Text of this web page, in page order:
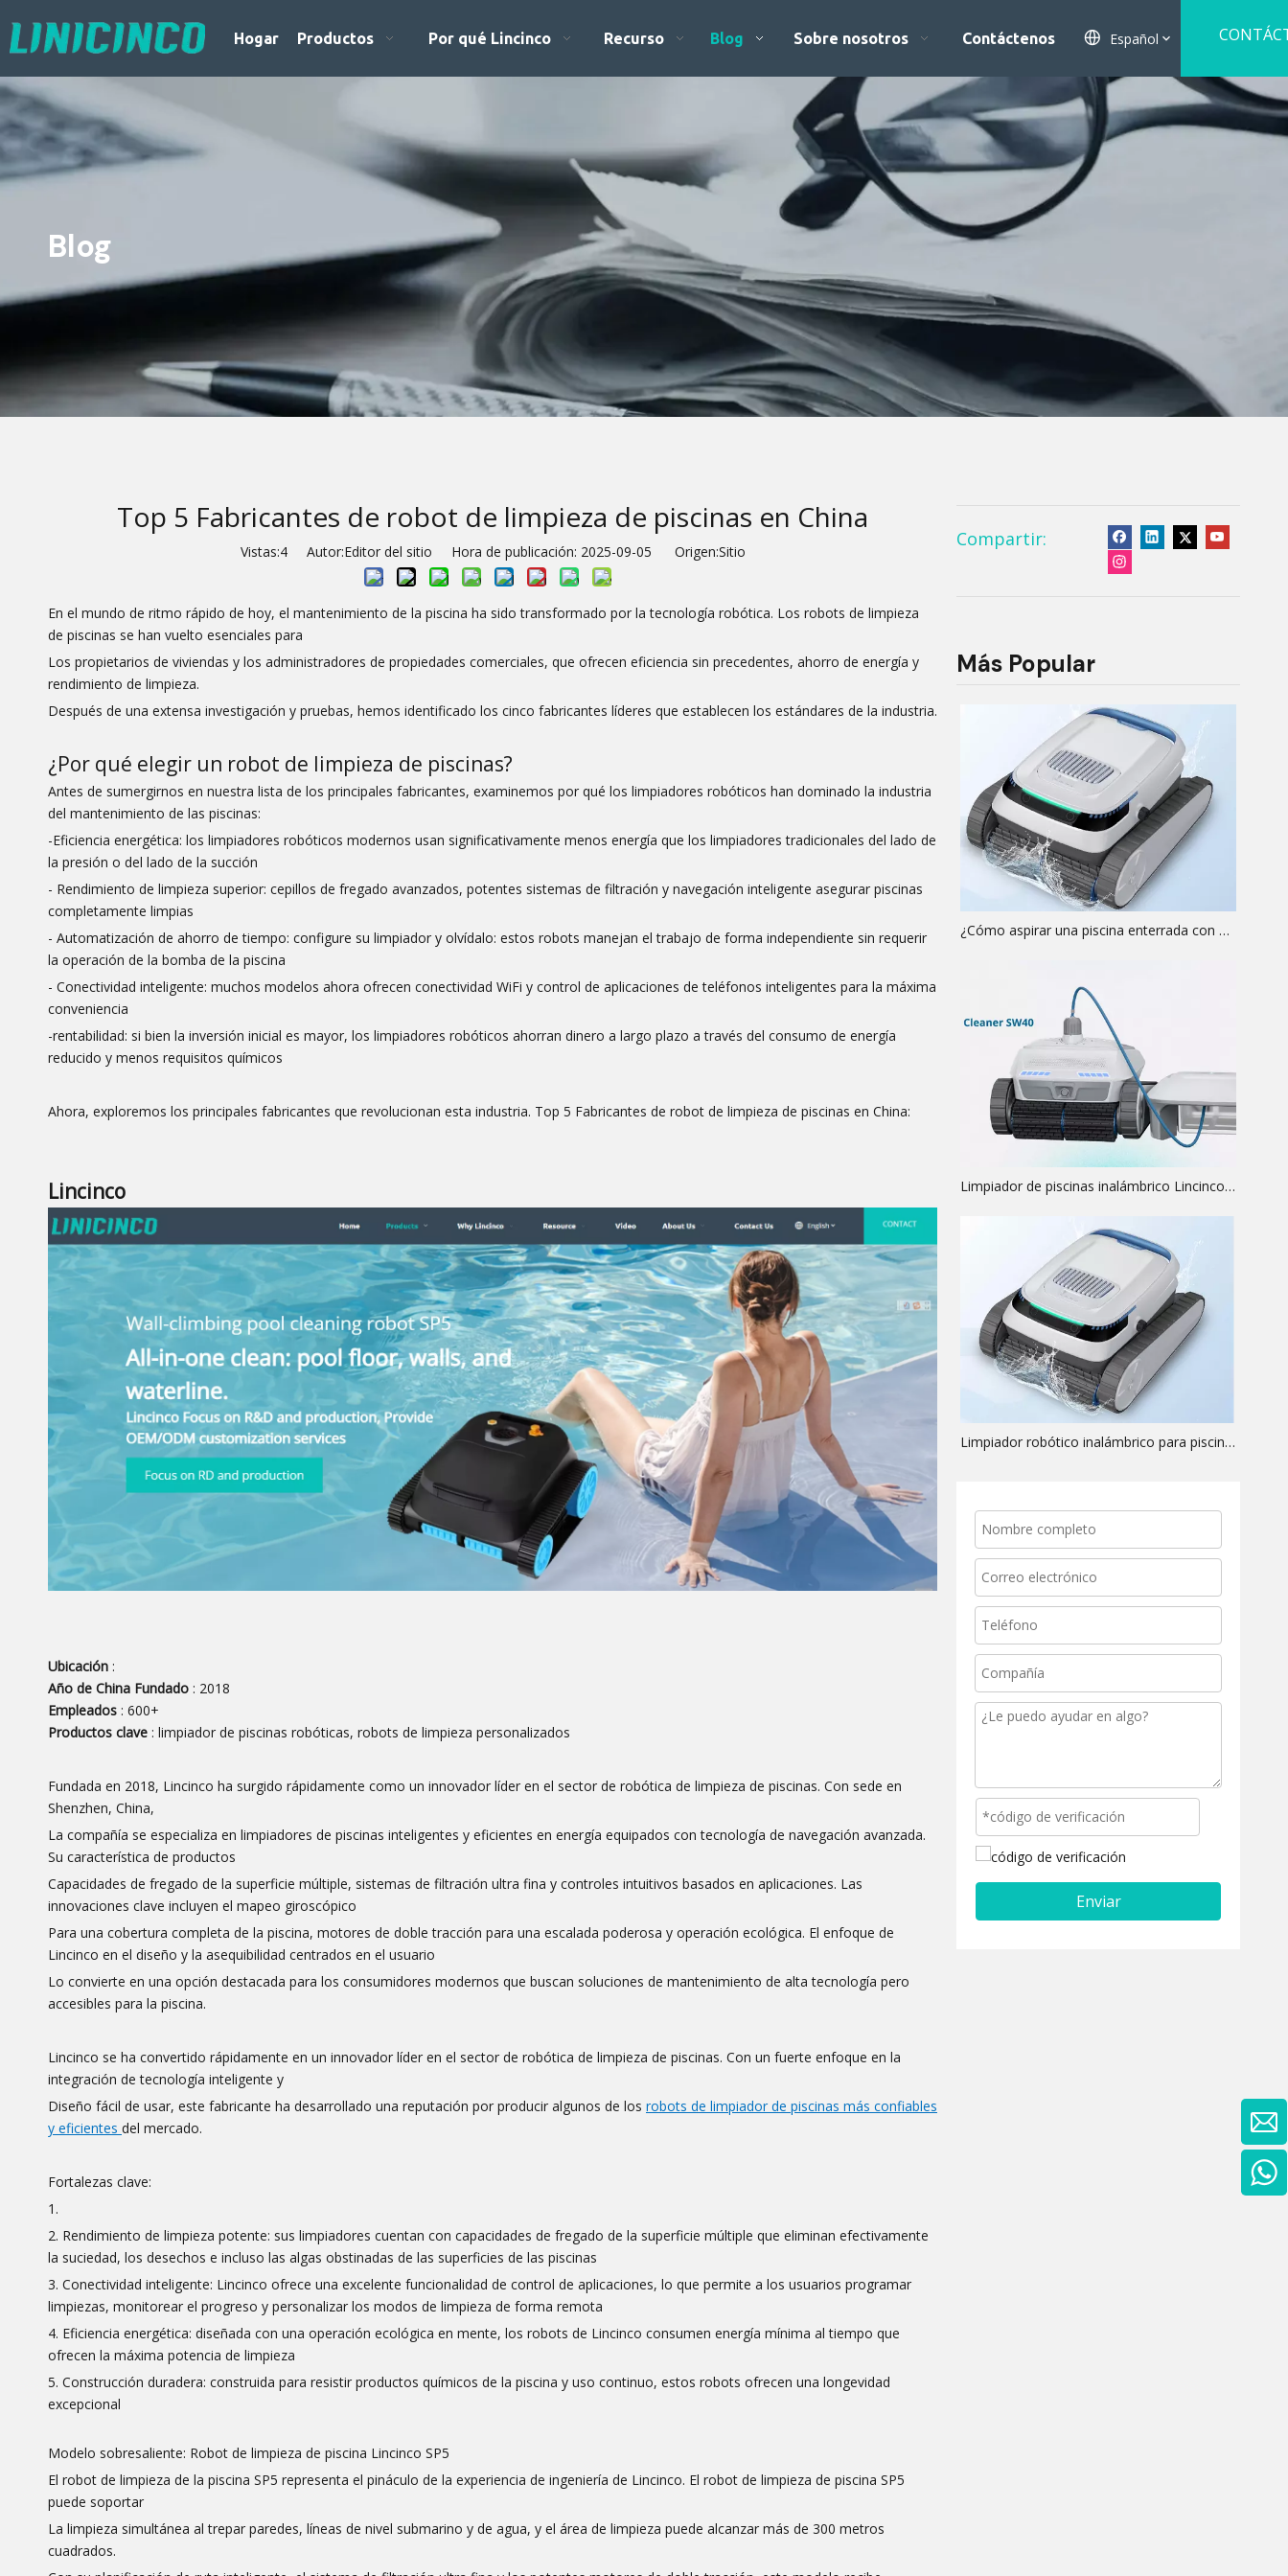
Hogar Productos Por qué Lincinco Recurso Blog Sobre nosotros Contáctenos Español
Blog
Top 5 Fabricantes de robot de limpieza de piscinas en China
Vistas:4Autor:Editor del sitio Hora de publicación: 2025-09-05 Origen:Sitio
En el mundo de ritmo rápido de hoy, el mantenimiento de la piscina ha sido transformado por la tecnología robótica. Los robots de limpieza
de piscinas se han vuelto esenciales para
Los propietarios de viviendas y los administradores de propiedades comerciales, que ofrecen eficiencia sin precedentes, ahorro de energía y
rendimiento de limpieza.
Después de una extensa investigación y pruebas, hemos identificado los cinco fabricantes líderes que establecen los estándares de la industria.
¿Por qué elegir un robot de limpieza de piscinas?
Antes de sumergirnos en nuestra lista de los principales fabricantes, examinemos por qué los limpiadores robóticos han dominado la industria
del mantenimiento de las piscinas:
-Eficiencia energética: los limpiadores robóticos modernos usan significativamente menos energía que los limpiadores tradicionales del lado de
la presión o del lado de la succión
- Rendimiento de limpieza superior: cepillos de fregado avanzados, potentes sistemas de filtración y navegación inteligente asegurar piscinas
completamente limpias
- Automatización de ahorro de tiempo: configure su limpiador y olvídalo: estos robots manejan el trabajo de forma independiente sin requerir
la operación de la bomba de la piscina
- Conectividad inteligente: muchos modelos ahora ofrecen conectividad WiFi y control de aplicaciones de teléfonos inteligentes para la máxima
conveniencia
-rentabilidad: si bien la inversión inicial es mayor, los limpiadores robóticos ahorran dinero a largo plazo a través del consumo de energía
reducido y menos requisitos químicos
Ahora, exploremos los principales fabricantes que revolucionan esta industria. Top 5 Fabricantes de robot de limpieza de piscinas en China:
Lincinco
Ubicación :
Año de China Fundado : 2018
Empleados : 600+
Productos clave : limpiador de piscinas robóticas, robots de limpieza personalizados
Fundada en 2018, Lincinco ha surgido rápidamente como un innovador líder en el sector de robótica de limpieza de piscinas. Con sede en
Shenzhen, China,
La compañía se especializa en limpiadores de piscinas inteligentes y eficientes en energía equipados con tecnología de navegación avanzada.
Su característica de productos
Capacidades de fregado de la superficie múltiple, sistemas de filtración ultra fina y controles intuitivos basados ​​en aplicaciones. Las
innovaciones clave incluyen el mapeo giroscópico
Para una cobertura completa de la piscina, motores de doble tracción para una escalada poderosa y operación ecológica. El enfoque de
Lincinco en el diseño y la asequibilidad centrados en el usuario
Lo convierte en una opción destacada para los consumidores modernos que buscan soluciones de mantenimiento de alta tecnología pero
accesibles para la piscina.
Lincinco se ha convertido rápidamente en un innovador líder en el sector de robótica de limpieza de piscinas. Con un fuerte enfoque en la
integración de tecnología inteligente y
Diseño fácil de usar, este fabricante ha desarrollado una reputación por producir algunos de los robots de limpiador de piscinas más confiables
y eficientes del mercado.
Fortalezas clave:
1.
2. Rendimiento de limpieza potente: sus limpiadores cuentan con capacidades de fregado de la superficie múltiple que eliminan efectivamente
la suciedad, los desechos e incluso las algas obstinadas de las superficies de las piscinas
3. Conectividad inteligente: Lincinco ofrece una excelente funcionalidad de control de aplicaciones, lo que permite a los usuarios programar
limpiezas, monitorear el progreso y personalizar los modos de limpieza de forma remota
4. Eficiencia energética: diseñada con una operación ecológica en mente, los robots de Lincinco consumen energía mínima al tiempo que
ofrecen la máxima potencia de limpieza
5. Construcción duradera: construida para resistir productos químicos de la piscina y uso continuo, estos robots ofrecen una longevidad
excepcional
Modelo sobresaliente: Robot de limpieza de piscina Lincinco SP5
El robot de limpieza de la piscina SP5 representa el pináculo de la experiencia de ingeniería de Lincinco. El robot de limpieza de piscina SP5
puede soportar
La limpieza simultánea al trepar paredes, líneas de nivel submarino y de agua, y el área de limpieza puede alcanzar más de 300 metros
cuadrados.
Compartir:
Más Popular
¿Cómo aspirar una piscina enterrada con un robot limpiador?
Limpiador de piscinas inalámbrico Lincinco SW40: potencia de cuatro motores, tiempo de funcionamiento de 10400 mAh y cobertura total de la superficie
Limpiador robótico inalámbrico para piscinas Lincinco SW20: la oportunidad OEM de alto margen que los distribuidores estaban esperando
Enviar